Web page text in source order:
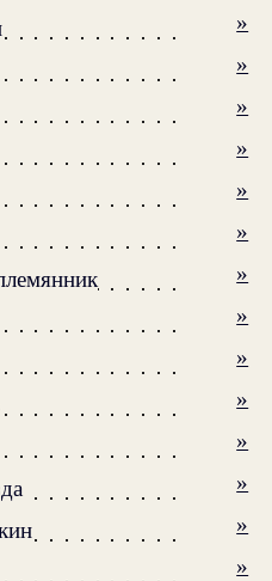
»
»
»
»
»
»
»
»
»
»
»
»
»
»